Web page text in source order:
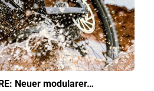
Neuer modularer…